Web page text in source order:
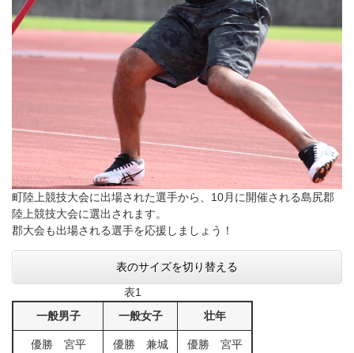
町陸上競技大会に出場された選手から、10月に開催される島尻郡
陸上競技大会に選出されます。
郡大会も出場される選手を応援しましょう！
表のサイズを切り替える
表1
一般男子
一般女子 壮年
優勝 宮平 優勝 兼城 優勝 宮平